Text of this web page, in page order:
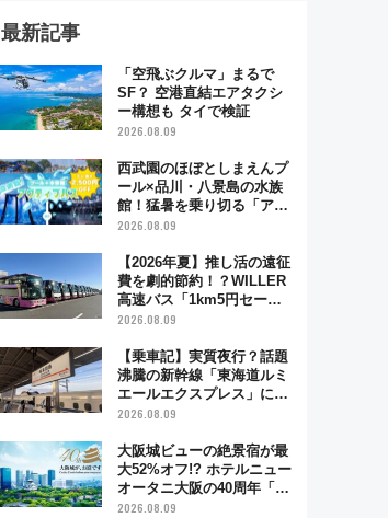
最新記事
「空飛ぶクルマ」まるで
SF？ 空港直結エアタクシ
ー構想も タイで検証
2026.08.09
西武園のほぼとしまえんプ
ール×品川・八景島の水族
館！猛暑を乗り切る「アク
ティブパス」で夏休みをお
2026.08.09
【2026年夏】推し活の遠征
費を劇的節約！？WILLER
高速バス「1km5円セー
ル」やワンコイン温泉の最
路線まとめ
2026.08.09
【乗車記】実質夜行？話題
沸騰の新幹線「東海道ルミ
エールエクスプレス」に乗
車してみた 東京22時発、
見どころは岐阜羽島の素晴
らし過ぎる朝
2026.08.09
大阪城ビューの絶景宿が最
大52%オフ!? ホテルニュー
オータニ大阪の40周年「夏
のタイムセール」で秋の関
2026.08.09